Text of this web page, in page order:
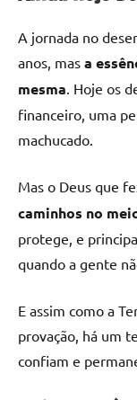
A jornada no
anos, mas a
mesma. Hoje os
financeiro, uma
machucado.
Mas o Deus que
caminhos no
protege, e
quando a gente
E assim como a
provação, há um
confiam e